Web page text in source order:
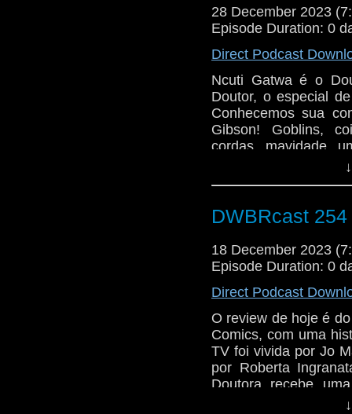
TARDIS dentro da
distorção temporal!
28 December 2023
Episode Duration: 0
Direct Podcast
Ncuti Gatwa é o
Doutor, o especial
Conhecemos sua
Gibson! Goblins,
cordas, mavidade,
Sunday, composta
com a gente nesse
DWBRcast
18 December 2023
Episode Duration: 0
Direct Podcast
O review de hoje é
Comics, com uma
TV foi vivida por Jo
por Roberta
Doutora recebe
recém saída da